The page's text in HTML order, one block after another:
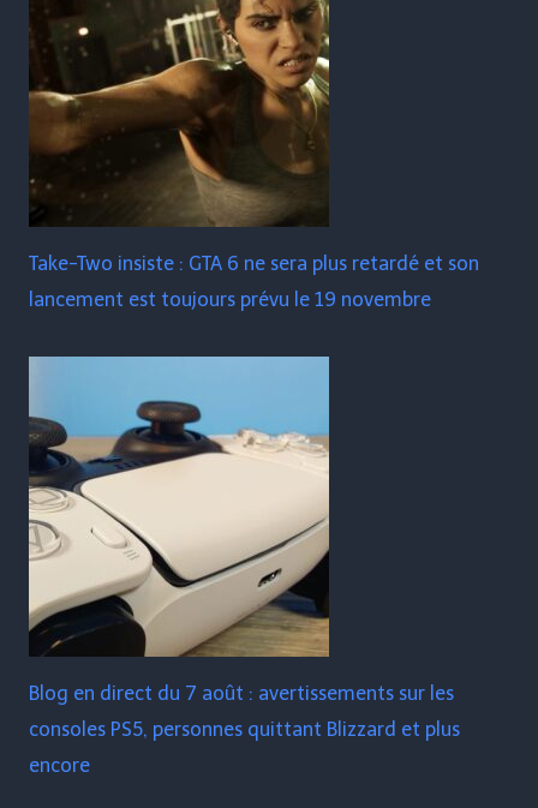
Take-Two insiste : GTA 6 ne sera plus retardé et son
lancement est toujours prévu le 19 novembre
Blog en direct du 7 août : avertissements sur les
consoles PS5, personnes quittant Blizzard et plus
encore